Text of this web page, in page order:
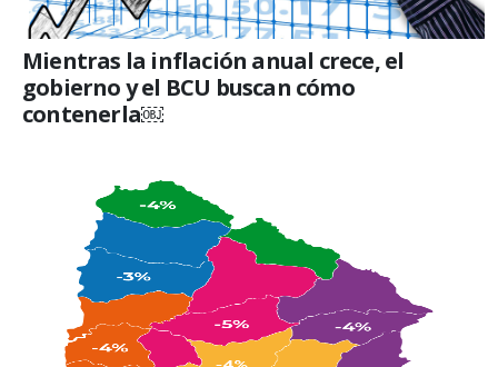
Mientras la inflación anual crece, el
gobierno y el BCU buscan cómo
contenerla￼